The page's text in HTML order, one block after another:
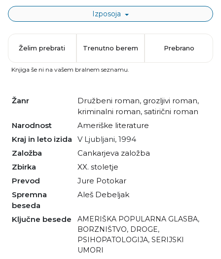
Izposoja
Žanr družbeni roman, grozljivi roman,
kriminalni roman, satirični roman
Narodnost
Ameriške literature
Kraj in leto izida
V Ljubljani, 1994
Založba
Cankarjeva založba
Zbirka
XX. stoletje
Prevod
Jure Potokar
Spremna
beseda
Aleš Debeljak
Ključne besede AMERIŠKA POPULARNA GLASBA,
BORZNIŠTVO, DROGE,
PSIHOPATOLOGIJA, SERIJSKI
UMORI
Želim prebrati Trenutno berem Prebrano
Knjiga še ni na vašem bralnem seznamu.